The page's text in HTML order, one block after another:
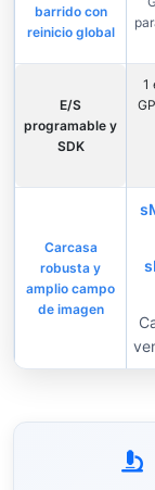
barrido con
reinicio global
E/S
programable y
SDK
1
Carcasa
robusta y
amplio campo
de imagen